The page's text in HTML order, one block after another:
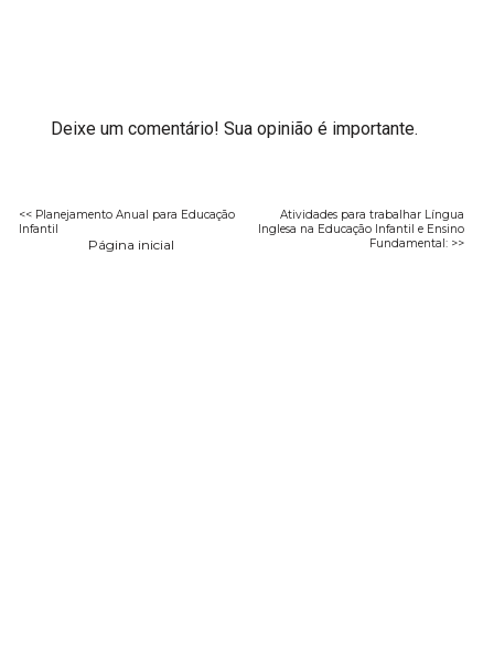
Deixe um comentário! Sua opinião é importante.
<< Planejamento Anual para Educação
Infantil
Atividades para trabalhar Língua
Inglesa na Educação Infantil e Ensino
Fundamental: >>
Página inicial